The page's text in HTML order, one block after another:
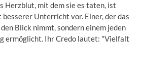
Herzblut, mit dem sie es taten, ist
Unterricht vor. Einer, der das
Blick nimmt, sondern einem jeden
ermöglicht. Ihr Credo lautet: "Vielfalt